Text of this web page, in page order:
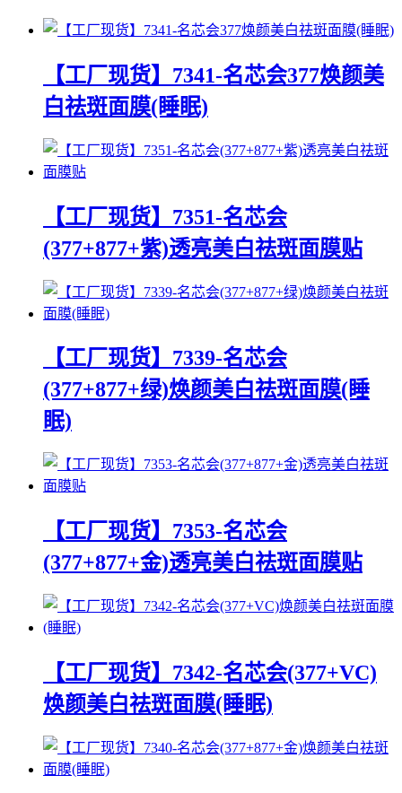
【工厂现货】7341-名芯会377焕颜美
白祛斑面膜(睡眠)
【工厂现货】7351-名芯会
(377+877+紫)透亮美白祛斑面膜贴
【工厂现货】7339-名芯会
(377+877+绿)焕颜美白祛斑面膜(睡
眠)
【工厂现货】7353-名芯会
(377+877+金)透亮美白祛斑面膜贴
【工厂现货】7342-名芯会(377+VC)
焕颜美白祛斑面膜(睡眠)